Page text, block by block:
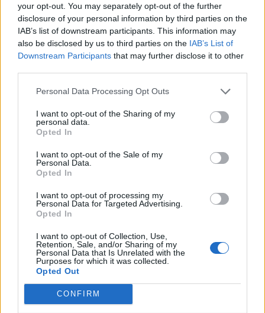
your opt-out. You may separately opt-out of the further
disclosure of your personal information by third parties on the
IAB’s list of downstream participants. This information may
also be disclosed by us to third parties on the IAB’s List of
Downstream Participants that may further disclose it to other
Personal Data Processing Opt Outs
I want to opt-out of the Sharing of my
personal data.
Opted In
I want to opt-out of the Sale of my
Personal Data.
Opted In
I want to opt-out of processing my
Personal Data for Targeted Advertising.
Opted In
I want to opt-out of Collection, Use,
Retention, Sale, and/or Sharing of my
Personal Data that Is Unrelated with the
Purposes for which it was collected.
Opted Out
CONFIRM
Prijavi se na cajtng